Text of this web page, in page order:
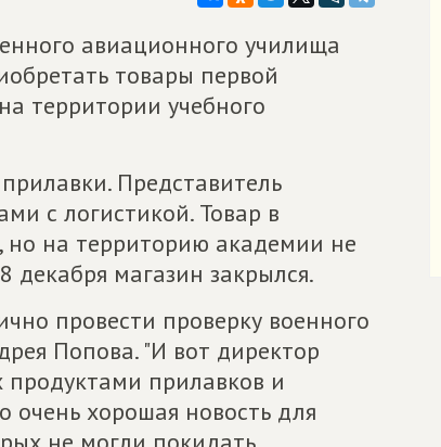
авиационного училища
товары первой
территории учебного
Представитель
с логистикой. Товар в
но на территорию академии не
декабря магазин закрылся.
провести проверку военного
Попова. "И вот директор
прилавков и
очень хорошая новость для